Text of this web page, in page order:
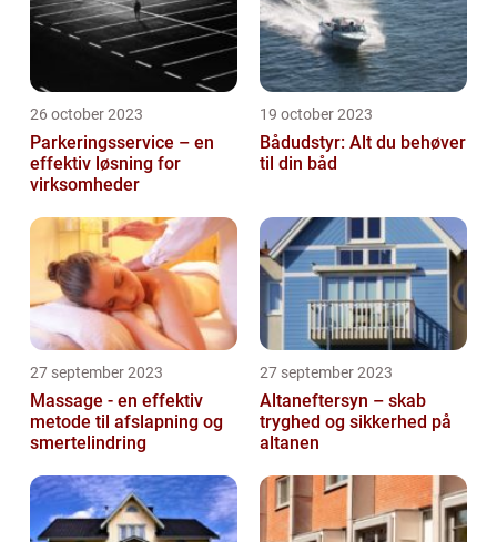
26 october 2023
Parkeringsservice – en
effektiv løsning for
virksomheder
19 october 2023
Bådudstyr: Alt du behøver
til din båd
27 september 2023
Massage - en effektiv
metode til afslapning og
smertelindring
27 september 2023
Altaneftersyn – skab
tryghed og sikkerhed på
altanen